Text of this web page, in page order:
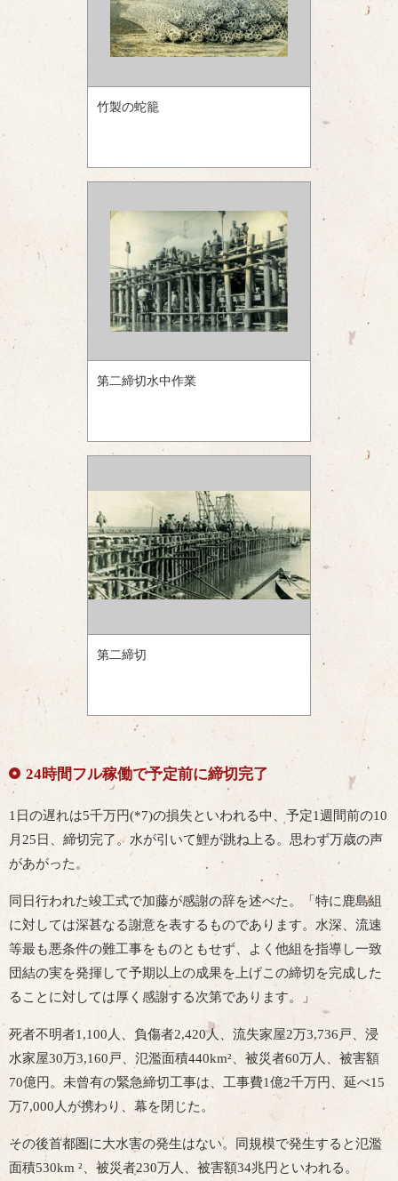
竹製の蛇籠
第二締切水中作業
第二締切
24時間フル稼働で予定前に締切完了
1日の遅れは5千万円(*7)の損失といわれる中、予定1週間前の10
月25日、締切完了。水が引いて鯉が跳ね上る。思わず万歳の声
があがった。
同日行われた竣工式で加藤が感謝の辞を述べた。「特に鹿島組
に対しては深甚なる謝意を表するものであります。水深、流速
等最も悪条件の難工事をものともせず、よく他組を指導し一致
団結の実を発揮して予期以上の成果を上げこの締切を完成した
ることに対しては厚く感謝する次第であります。」
死者不明者1,100人、負傷者2,420人、流失家屋2万3,736戸、浸
水家屋30万3,160戸、氾濫面積440km²、被災者60万人、被害額
70億円。未曾有の緊急締切工事は、工事費1億2千万円、延べ15
万7,000人が携わり、幕を閉じた。
その後首都圏に大水害の発生はない。同規模で発生すると氾濫
面積530km ²、被災者230万人、被害額34兆円といわれる。